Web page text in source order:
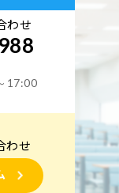
わせ
17:00
わせ